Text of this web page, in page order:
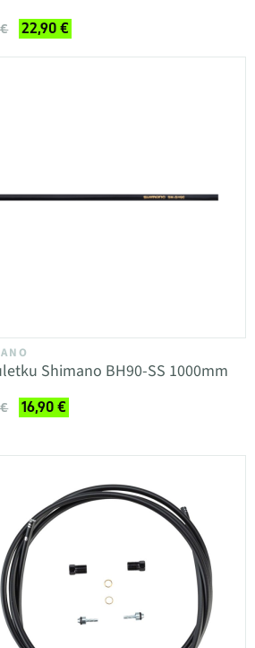
22,90 €
Shimano BH90-SS 1000mm
16,90 €